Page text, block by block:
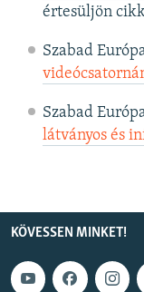
értesüljön
Szabad
Szabad
látványos és
KÖVESSEN MINKET!